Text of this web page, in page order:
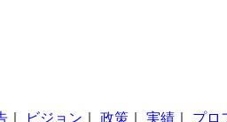
｜ ビジョン 政策｜ 実績｜ プロ